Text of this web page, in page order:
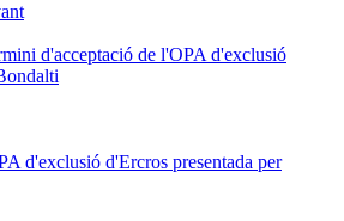
d'acceptació de l'OPA d'exclusió
d'exclusió d'Ercros presentada per